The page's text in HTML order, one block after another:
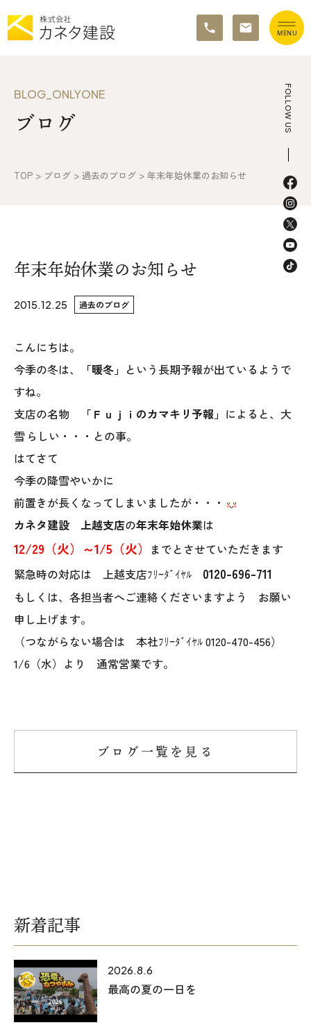
イベント情報
施工事例&お客様の声
不動産情報
お知らせ
ISSH糸魚川住宅認定基準
モデルハウス
上越スタジオ
スタッフ紹介
ブログ
オレンジフェア
各種事業
お問い合わせ
FOLLOW US
BLOG_ONLYONE
ブログ
TOP > ブログ > 過去のブログ > 年末年始休業のお知らせ
年末年始休業のお知らせ
2015.12.25 過去のブログ
こんにちは。
今季の冬は、
「暖冬」 という長期予報が出ているようで
すね。
支店の名物
「Ｆｕｊｉのカマキリ予報」 によると、大
雪 らしい・・・との事。
はてさて
今季の降雪やいかに
前置きが長くなってしまいましたが・・・
カネタ建設 上越支店の年末年始休業は
12/29（火）～1/5（火）
までとさせていただきます
緊急時の対応は 上越支店ﾌﾘｰﾀﾞｲﾔﾙ 0120-696-711
もしくは、各担当者へご連絡くださいますよう お願い
申し上げます。
（つながらない場合は 本社ﾌﾘｰﾀﾞｲﾔﾙ 0120-470-456）
1/6（水）より 通常営業です。
ブログ一覧を見る
新着記事
2026.8.6
最高の夏の一日を